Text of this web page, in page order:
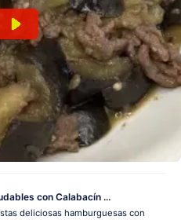
con Calabacín ...
deliciosas hamburguesas con